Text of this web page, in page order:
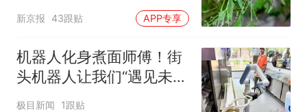
小蜂迎战
新京报 43跟贴 APP专享
机器人化身煮面师傅！街
头机器人让我们“遇见未
来”
极目新闻 1跟贴